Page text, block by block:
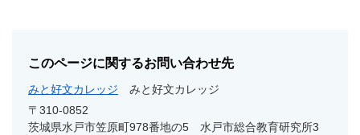
このページに関するお問い合わせ先
みと好文カレッジ
みと好文カレッジ
〒310-0852
茨城県水戸市笠原町978番地の5 水戸市総合教育研究所3